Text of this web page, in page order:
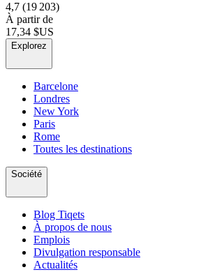
4,7 (19 203)
À partir de
17,34 $US
Explorez
Barcelone
Londres
New York
Paris
Rome
Toutes les destinations
Société
Blog Tiqets
À propos de nous
Emplois
Divulgation responsable
Actualités